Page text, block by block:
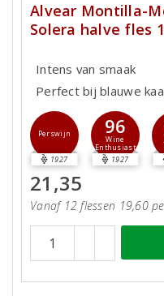
Alvear Montilla-
Solera halve fles
Intens van smaak
Perfect bij blauwe
Perswijn
1927
96
Wine
Enthusiast
1927
21,35
Vanaf 12 flessen 19,60